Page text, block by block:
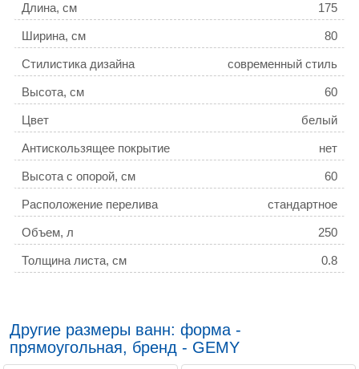
Длина, см 175
Ширина, см 80
Стилистика дизайна современный стиль
Высота, см 60
Цвет белый
Антискользящее покрытие нет
Высота с опорой, см 60
Расположение перелива стандартное
Объем, л 250
Толщина листа, см 0.8
Озонирование
Другие размеры ванн: форма -
прямоугольная, бренд - GEMY